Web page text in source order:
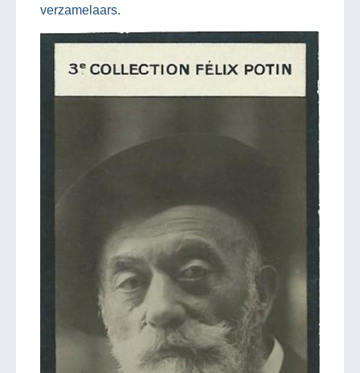
verzamelaars.